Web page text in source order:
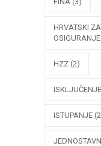
HRVATSKI
OSIGURANJE
HZZ (2)
ISTUPANJE